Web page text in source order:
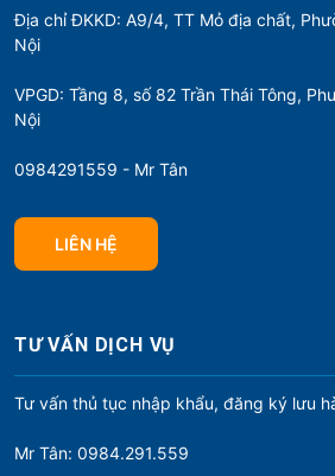
Địa chỉ ĐKKD: A9/4, TT Mỏ địa chất,
Nội
VPGD: Tầng 8, số 82 Trần Thái Tông,
Nội
0984291559 - Mr Tân
LIÊN HỆ
TƯ VẤN DỊCH VỤ
Tư vấn thủ tục nhập khẩu, đăng ký lưu
Mr Tân: 0984.291.559